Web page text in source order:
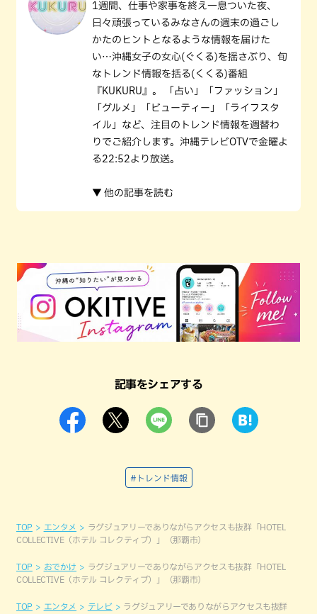
1週間、仕事や家事を終え一息ついた夜、
日々頑張っているみなさんの週末の過ごし
かたのヒントとなるような情報を届けた
い…沖縄女子の女心(ぐくる)を揺さぶり、旬
なトレンド情報を括る(くくる)番組
『KUKURU』。 「占い」「ファッション」
「グルメ」「ビューティー」「ライフスタ
イル」など、注目のトレンド情報を週替わ
りでご紹介します。沖縄テレビOTVで金曜よ
る22:52より放送。
▼ 他の記事を読む
記事をシェアする
#トレンド情報
TOP エンタメ
ラグジュアリーでありながらアクセスも抜群「HOTEL
COLLECTIVE（ホテル コレクティブ）」（那覇市）
TOP おでかけ
ラグジュアリーでありながらアクセスも抜群「HOTEL
COLLECTIVE（ホテル コレクティブ）」（那覇市）
TOP エンタメ テレビ
ラグジュアリーでありながらアクセスも抜群